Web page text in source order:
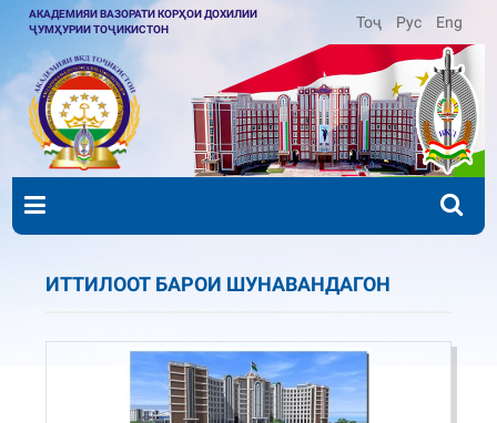
АКАДЕМИЯИ ВАЗОРАТИ КОРҲОИ ДОХИЛИИ
ҶУМҲУРИИ ТОҶИКИСТОН
Тоҷ Рус Eng
ИТТИЛООТ БАРОИ ШУНАВАНДАГОН